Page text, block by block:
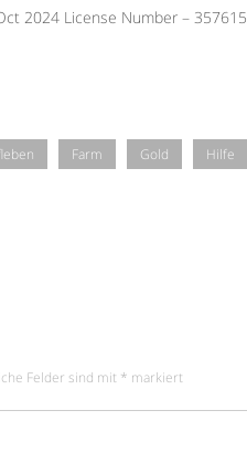
2024 License Number – 357615
Farm Gold Hilfe
Felder sind mit * markiert